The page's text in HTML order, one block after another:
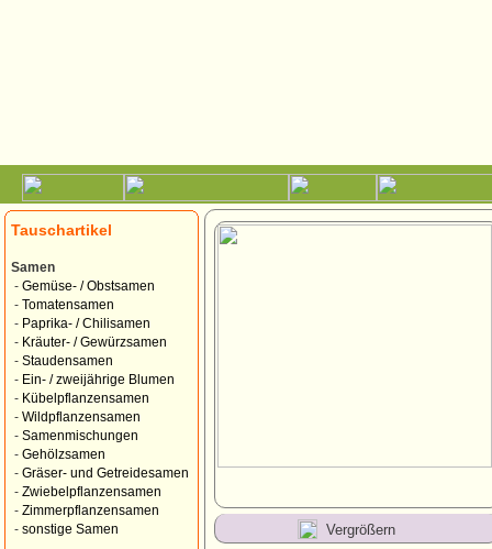
Tauschartikel
Samen
- Gemüse- / Obstsamen
- Tomatensamen
- Paprika- / Chilisamen
- Kräuter- / Gewürzsamen
- Staudensamen
- Ein- / zweijährige Blumen
- Kübelpflanzensamen
- Wildpflanzensamen
- Samenmischungen
- Gehölzsamen
- Gräser- und Getreidesamen
- Zwiebelpflanzensamen
- Zimmerpflanzensamen
- sonstige Samen Vergrößern